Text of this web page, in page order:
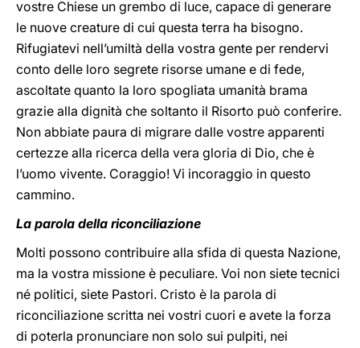
vostre Chiese un grembo di luce, capace di generare
le nuove creature di cui questa terra ha bisogno.
Rifugiatevi nell’umiltà della vostra gente per rendervi
conto delle loro segrete risorse umane e di fede,
ascoltate quanto la loro spogliata umanità brama
grazie alla dignità che soltanto il Risorto può conferire.
Non abbiate paura di migrare dalle vostre apparenti
certezze alla ricerca della vera gloria di Dio, che è
l’uomo vivente. Coraggio! Vi incoraggio in questo
cammino.
La parola della riconciliazione
Molti possono contribuire alla sfida di questa Nazione,
ma la vostra missione è peculiare. Voi non siete tecnici
né politici, siete Pastori. Cristo è la parola di
riconciliazione scritta nei vostri cuori e avete la forza
di poterla pronunciare non solo sui pulpiti, nei